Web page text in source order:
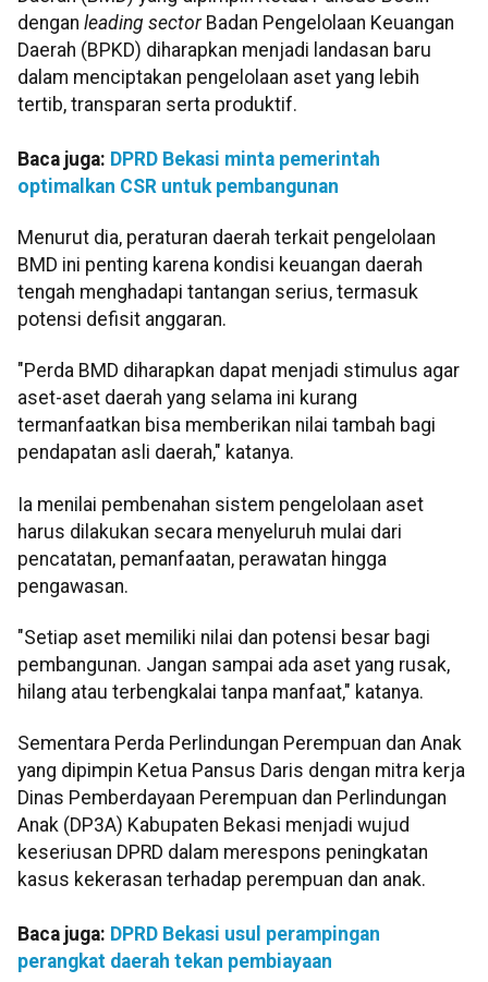
dengan leading sectorBadan Pengelolaan Keuangan
Daerah (BPKD) diharapkan menjadi landasan baru
dalam menciptakan pengelolaan aset yang lebih
tertib, transparan serta produktif.
Baca juga: DPRD Bekasi minta pemerintah
optimalkan CSR untuk pembangunan
Menurut dia, peraturan daerah terkait pengelolaan
BMD ini penting karena kondisi keuangan daerah
tengah menghadapi tantangan serius, termasuk
potensi defisit anggaran.
"Perda BMD diharapkan dapat menjadi stimulus agar
aset-aset daerah yang selama ini kurang
termanfaatkan bisa memberikan nilai tambah bagi
pendapatan asli daerah," katanya.
Ia menilai pembenahan sistem pengelolaan aset
harus dilakukan secara menyeluruh mulai dari
pencatatan, pemanfaatan, perawatan hingga
pengawasan.
"Setiap aset memiliki nilai dan potensi besar bagi
pembangunan. Jangan sampai ada aset yang rusak,
hilang atau terbengkalai tanpa manfaat," katanya.
Sementara Perda Perlindungan Perempuan dan Anak
yang dipimpin Ketua Pansus Daris dengan mitra kerja
Dinas Pemberdayaan Perempuan dan Perlindungan
Anak (DP3A) Kabupaten Bekasi menjadi wujud
keseriusan DPRD dalam merespons peningkatan
kasus kekerasan terhadap perempuan dan anak.
Baca juga: DPRD Bekasi usul perampingan
perangkat daerah tekan pembiayaan